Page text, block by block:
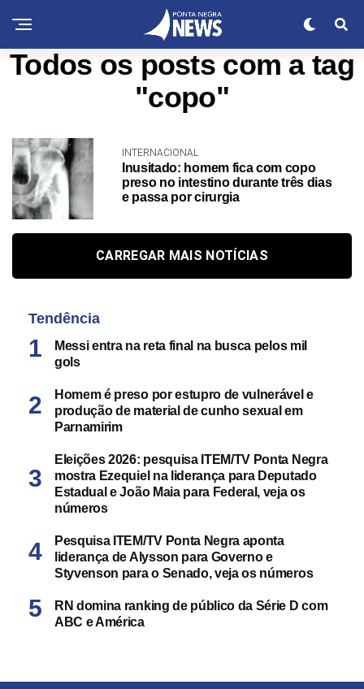
Todos os posts com a tag
"copo"
INTERNACIONAL
Inusitado: homem fica com copo
preso no intestino durante três dias
e passa por cirurgia
CARREGAR MAIS NOTÍCIAS
Tendência
Messi entra na reta final na busca pelos mil
gols
Homem é preso por estupro de vulnerável e
produção de material de cunho sexual em
Parnamirim
Eleições 2026: pesquisa ITEM/TV Ponta Negra
mostra Ezequiel na liderança para Deputado
Estadual e João Maia para Federal, veja os
números
Pesquisa ITEM/TV Ponta Negra aponta
liderança de Alysson para Governo e
Styvenson para o Senado, veja os números
RN domina ranking de público da Série D com
ABC e América